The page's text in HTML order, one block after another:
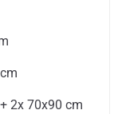
2x 70x90 cm